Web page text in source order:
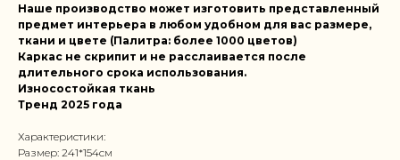
Наше производство может изготовить представленный
предмет интерьера в любом удобном для вас размере,
ткани и цвете (Палитра: более 1000 цветов)
Каркас не скрипит и не расслаивается после
длительного срока использования.
Износостойкая ткань
Тренд 2025 года
Характеристики:
Размер: 241*154см